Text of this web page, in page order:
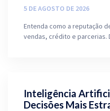
5 DE AGOSTO DE 2026
Entenda como a reputação
vendas, crédito e parcerias.
Inteligência
Decisões Mais